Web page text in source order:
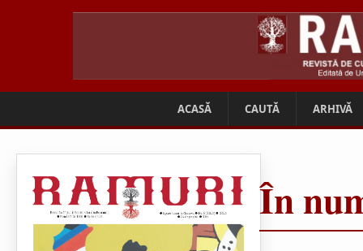
ACASĂ CAUTĂ ARHIVĂ
În